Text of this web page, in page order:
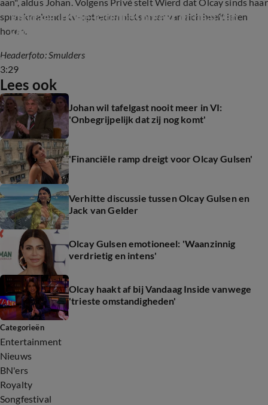
spraakmakende tv-optreden niets meer van zich heeft laten
horen.
3:29
Vandaag Inside-tafel bespreekt uithaal van
Olcay Gulsen naar Wierd Duk
Headerfoto: Smulders
Lees ook
Johan wil tafelgast nooit meer in VI:
'Onbegrijpelijk dat zij nog komt'
'Financiële ramp dreigt voor Olcay Gulsen'
Verhitte discussie tussen Olcay Gulsen en
Jack van Gelder
Olcay Gulsen emotioneel: 'Waanzinnig
verdrietig en intens'
Olcay haakt af bij Vandaag Inside vanwege
'trieste omstandigheden'
Categorieën
Entertainment
Nieuws
BN'ers
Royalty
Songfestival